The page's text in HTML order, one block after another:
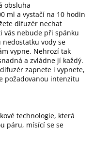
obsluha
ml a vystačí na 10 hodin
difuzér nechat
vás nebude při spánku
vody se
vypne. Nehrozí tak
a zvládne jí každý.
zapnete i vypnete,
požadovanou intenzitu
technologie, která
páru, mísící se se